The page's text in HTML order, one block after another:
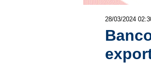
28/03/2024